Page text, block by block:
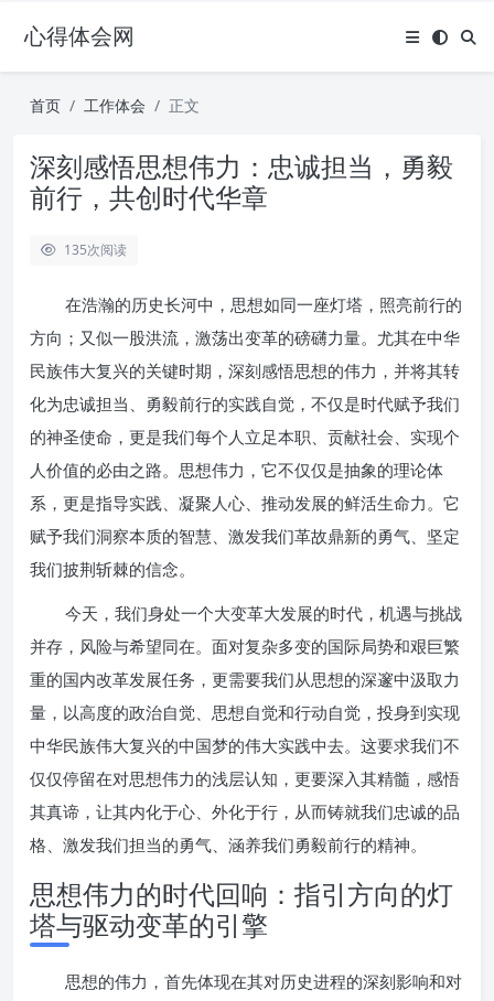
心得体会网
首页 工作体会 正文
深刻感悟思想伟力：忠诚担当，勇毅
前行，共创时代华章
135次阅读
在浩瀚的历史长河中，思想如同一座灯塔，照亮前行的
方向；又似一股洪流，激荡出变革的磅礴力量。尤其在中华
民族伟大复兴的关键时期，深刻感悟思想的伟力，并将其转
化为忠诚担当、勇毅前行的实践自觉，不仅是时代赋予我们
的神圣使命，更是我们每个人立足本职、贡献社会、实现个
人价值的必由之路。思想伟力，它不仅仅是抽象的理论体
系，更是指导实践、凝聚人心、推动发展的鲜活生命力。它
赋予我们洞察本质的智慧、激发我们革故鼎新的勇气、坚定
我们披荆斩棘的信念。
今天，我们身处一个大变革大发展的时代，机遇与挑战
并存，风险与希望同在。面对复杂多变的国际局势和艰巨繁
重的国内改革发展任务，更需要我们从思想的深邃中汲取力
量，以高度的政治自觉、思想自觉和行动自觉，投身到实现
中华民族伟大复兴的中国梦的伟大实践中去。这要求我们不
仅仅停留在对思想伟力的浅层认知，更要深入其精髓，感悟
其真谛，让其内化于心、外化于行，从而铸就我们忠诚的品
格、激发我们担当的勇气、涵养我们勇毅前行的精神。
思想伟力的时代回响：指引方向的灯
塔与驱动变革的引擎
思想的伟力，首先体现在其对历史进程的深刻影响和对